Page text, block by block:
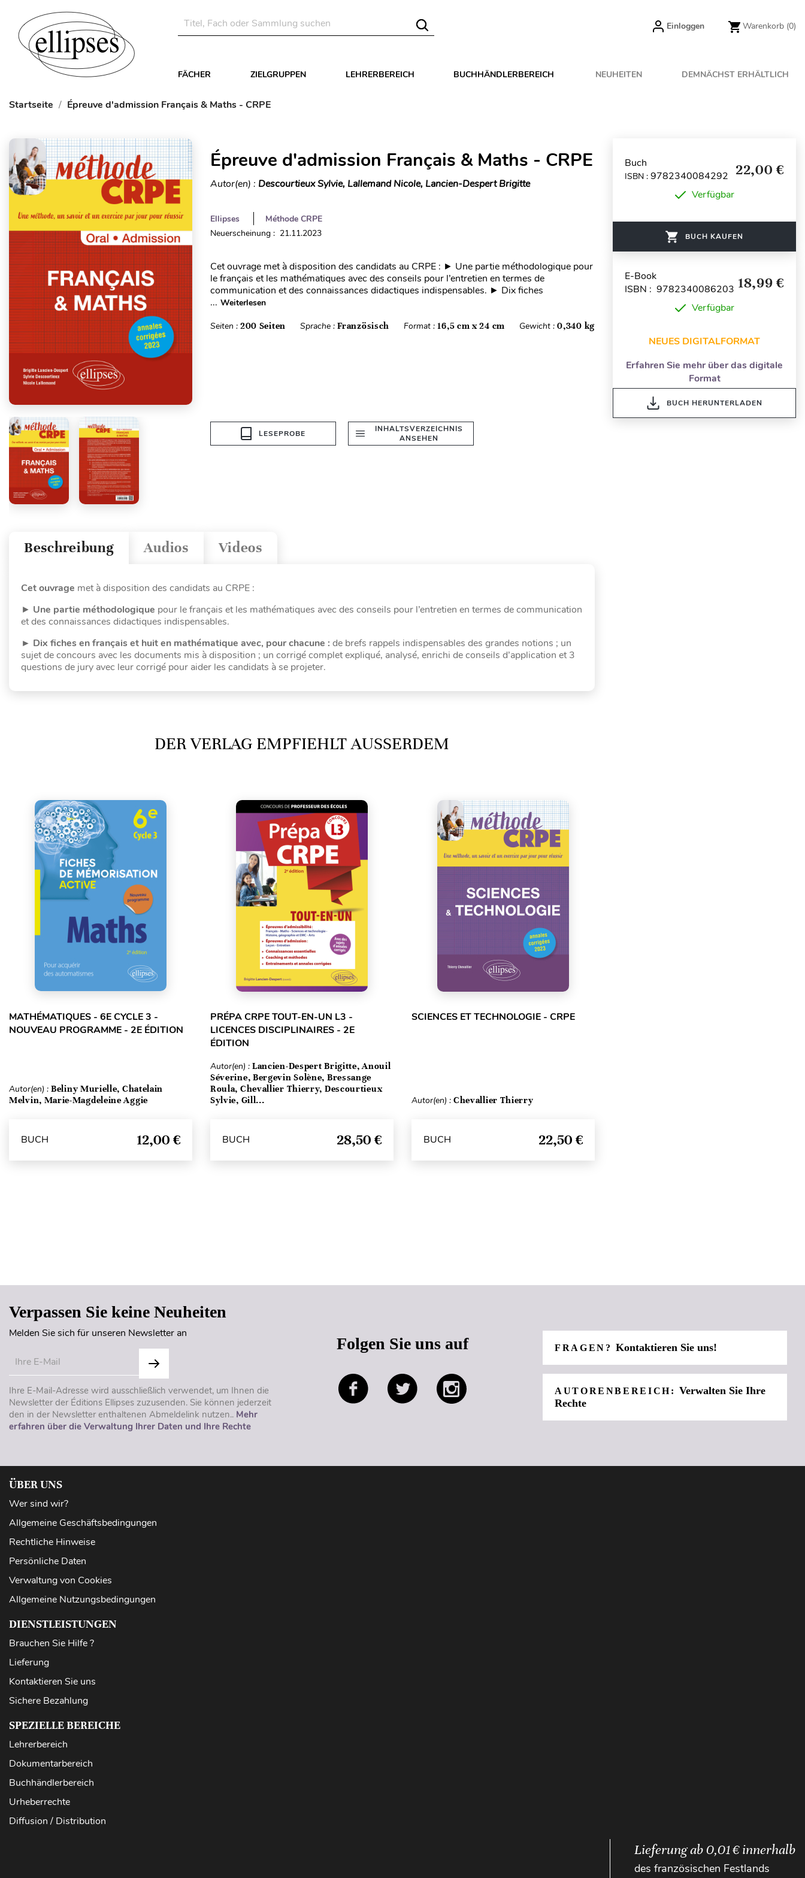
Einloggen Warenkorb (0)
FÄCHER ZIELGRUPPEN LEHRERBEREICH BUCHHÄNDLERBEREICH NEUHEITEN DEMNÄCHST ERHÄLTLICH
Startseite Épreuve d'admission Français & Maths - CRPE
Épreuve d'admission Français & Maths - CRPE
Autor(en) : Descourtieux Sylvie, Lallemand Nicole, Lancien-Despert Brigitte
Ellipses
Méthode CRPE
Neuerscheinung : 21.11.2023
Cet ouvrage met à disposition des candidats au CRPE : ► Une partie méthodologique pour
le français et les mathématiques avec des conseils pour l’entretien en termes de
communication et des connaissances didactiques indispensables. ► Dix fiches
... Weiterlesen
Seiten : 200 Seiten Sprache :Französisch Format :16,5 cm x 24 cm Gewicht :0,340 kg
LESEPROBE
INHALTSVERZEICHNIS
ANSEHEN
Videos
Audios
Beschreibung
Cet ouvrage met à disposition des candidats au CRPE :
► Une partie méthodologique pour le français et les mathématiques avec des conseils pour l’entretien en termes de communication
et des connaissances didactiques indispensables.
► Dix fiches en français et huit en mathématique avec, pour chacune : de brefs rappels indispensables des grandes notions ; un
sujet de concours avec les documents mis à disposition ; un corrigé complet expliqué, analysé, enrichi de conseils d’application et 3
questions de jury avec leur corrigé pour aider les candidats à se projeter.
DER VERLAG EMPFIEHLT AUSSERDEM
MATHÉMATIQUES - 6E CYCLE 3 -
NOUVEAU PROGRAMME - 2E ÉDITION
Autor(en) : Beliny Murielle, Chatelain
Melvin, Marie-Magdeleine Aggie
BUCH 12,00 €
PRÉPA CRPE TOUT-EN-UN L3 -
LICENCES DISCIPLINAIRES - 2E
ÉDITION
Autor(en) : Lancien-Despert Brigitte, Anouil
Séverine, Bergevin Solène, Bressange
Roula, Chevallier Thierry, Descourtieux
Sylvie, Gill...
BUCH 28,50 €
SCIENCES ET TECHNOLOGIE - CRPE
Autor(en) : Chevallier Thierry
BUCH 22,50 €
Buch
ISBN : 9782340084292 22,00 €
Verfügbar
BUCH KAUFEN
E-Book
ISBN : 9782340086203 18,99 €
Verfügbar
NEUES DIGITALFORMAT
Erfahren Sie mehr über das digitale
Format
BUCH HERUNTERLADEN
Verpassen Sie keine Neuheiten
Melden Sie sich für unseren Newsletter an
Ihre E-Mail-Adresse wird ausschließlich verwendet, um Ihnen die
Newsletter der Éditions Ellipses zuzusenden. Sie können jederzeit
den in der Newsletter enthaltenen Abmeldelink nutzen.. Mehr
erfahren über die Verwaltung Ihrer Daten und Ihre Rechte
Folgen Sie uns auf FRAGEN?Kontaktieren Sie uns!
AUTORENBEREICH:Verwalten Sie Ihre
Rechte
ÜBER UNS
Wer sind wir?
Allgemeine Geschäftsbedingungen
Rechtliche Hinweise
Persönliche Daten
Verwaltung von Cookies
Allgemeine Nutzungsbedingungen
DIENSTLEISTUNGEN
Brauchen Sie Hilfe ?
Lieferung
Kontaktieren Sie uns
Sichere Bezahlung
SPEZIELLE BEREICHE
Lehrerbereich
Dokumentarbereich
Buchhändlerbereich
Urheberrechte
Diffusion / Distribution
Lieferung ab 0,01 € innerhalb
des französischen Festlands